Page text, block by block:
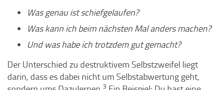
Was genau ist schiefgelaufen?
Was kann ich beim nächsten Mal anders machen?
Und was habe ich trotzdem gut gemacht?
Der Unterschied zu destruktivem Selbstzweifel liegt
darin, dass es dabei nicht um Selbstabwertung geht,
3